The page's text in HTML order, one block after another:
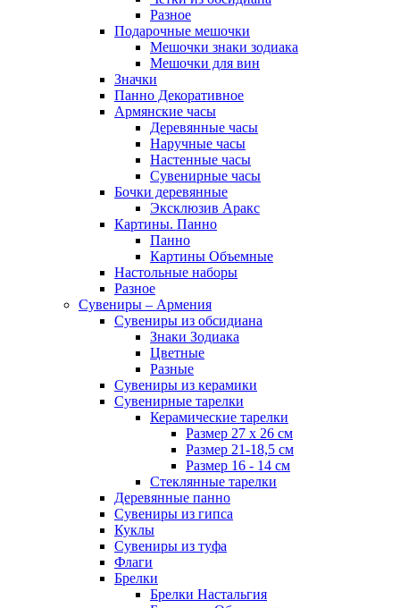
Разное
Подарочные мешочки
Мешочки знаки зодиака
Мешочки для вин
Значки
Панно Декоративное
Армянские часы
Деревянные часы
Наручные часы
Настенные часы
Сувенирные часы
Бочки деревянные
Эксклюзив Аракс
Картины. Панно
Панно
Картины Объемные
Настольные наборы
Разное
Сувениры – Армения
Сувениры из обсидиана
Знаки Зодиака
Цветные
Разные
Сувениры из керамики
Сувенирные тарелки
Керамические тарелки
Размер 27 х 26 см
Размер 21-18,5 см
Размер 16 - 14 см
Стеклянные тарелки
Деревянные панно
Сувениры из гипса
Куклы
Сувениры из туфа
Флаги
Брелки
Брелки Настальгия